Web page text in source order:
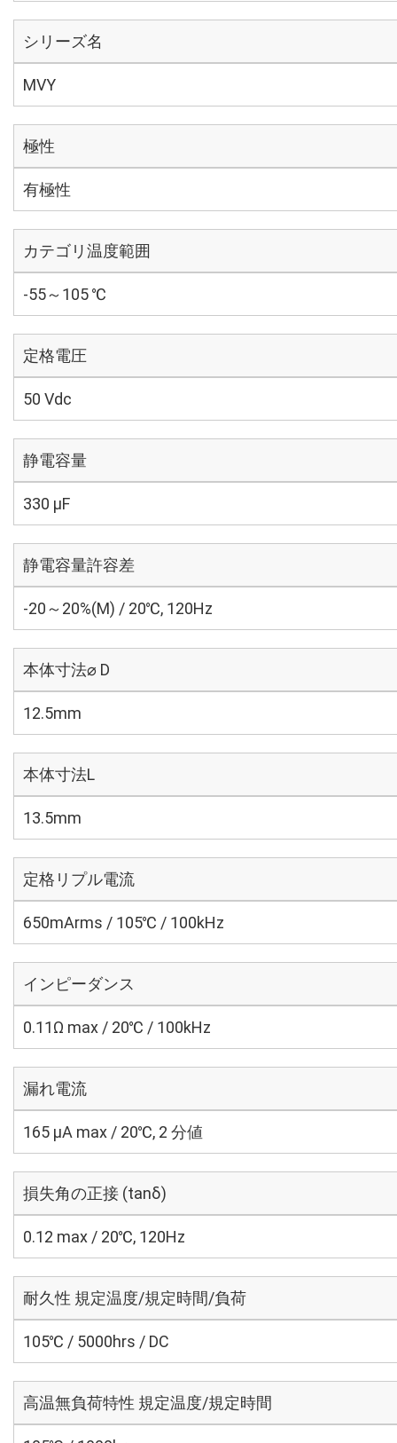
シリーズ名
MVY
極性
有極性
カテゴリ温度範囲
-55～105 ℃
定格電圧
50 Vdc
静電容量
330 µF
静電容量許容差
-20～20%(M) / 20℃, 120Hz
本体寸法⌀ D
12.5mm
本体寸法L
13.5mm
定格リプル電流
650mArms / 105℃ / 100kHz
インピーダンス
0.11Ω max / 20℃ / 100kHz
漏れ電流
165 μA max / 20℃, 2 分値
損失角の正接 (tanδ)
0.12 max / 20℃, 120Hz
耐久性 規定温度/規定時間/負荷
105℃ / 5000hrs / DC
高温無負荷特性 規定温度/規定時間